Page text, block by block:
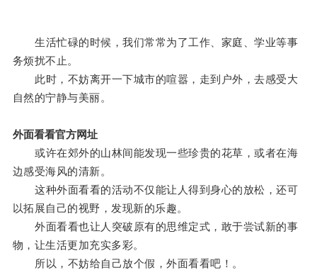
生活忙碌的时候，我们常常为了工作、家庭、学业等事
务烦扰不止。
此时，不妨离开一下城市的喧嚣，走到户外，去感受大
自然的宁静与美丽。
外面看看官方网址
或许在郊外的山林间能发现一些珍贵的花草，或者在海
边感受海风的清新。
这种外面看看的活动不仅能让人得到身心的放松，还可
以拓展自己的视野，发现新的乐趣。
外面看看也让人突破原有的思维定式，敢于尝试新的事
物，让生活更加充实多彩。
所以，不妨给自己放个假，外面看看吧！。